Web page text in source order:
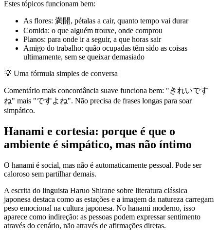
Estes tópicos funcionam bem:
As flores: 満開, pétalas a cair, quanto tempo vai durar
Comida: o que alguém trouxe, onde comprou
Planos: para onde ir a seguir, a que horas sair
Amigo do trabalho: quão ocupadas têm sido as coisas
ultimamente, sem se queixar demasiado
💡 Uma fórmula simples de conversa
Comentário mais concordância suave funciona bem: "きれいです
ね" mais "ですよね". Não precisa de frases longas para soar
simpático.
Hanami e cortesia: porque é que o
ambiente é simpático, mas não íntimo
O hanami é social, mas não é automaticamente pessoal. Pode ser
caloroso sem partilhar demais.
A escrita do linguista Haruo Shirane sobre literatura clássica
japonesa destaca como as estações e a imagem da natureza carregam
peso emocional na cultura japonesa. No hanami moderno, isso
aparece como indireção: as pessoas podem expressar sentimento
através do cenário, não através de afirmações diretas.